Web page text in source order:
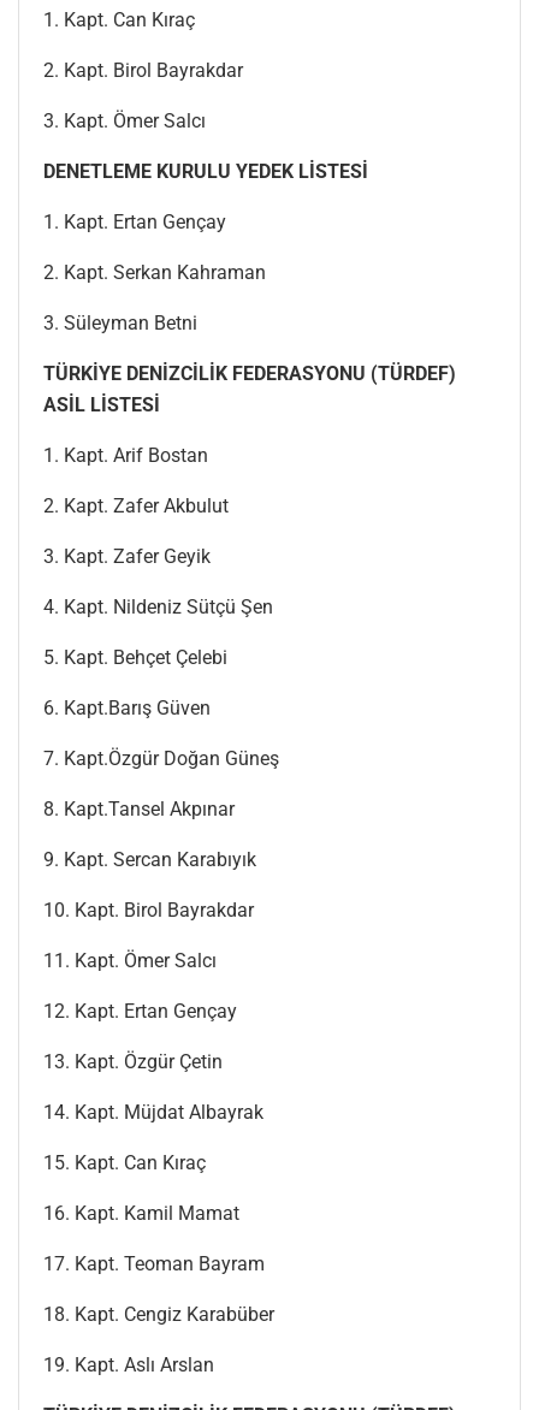
1. Kapt. Can Kıraç
2. Kapt. Birol Bayrakdar
3. Kapt. Ömer Salcı
DENETLEME KURULU YEDEK LİSTESİ
1. Kapt. Ertan Gençay
2. Kapt. Serkan Kahraman
3. Süleyman Betni
TÜRKİYE DENİZCİLİK FEDERASYONU (TÜRDEF)
ASİL LİSTESİ
1. Kapt. Arif Bostan
2. Kapt. Zafer Akbulut
3. Kapt. Zafer Geyik
4. Kapt. Nildeniz Sütçü Şen
5. Kapt. Behçet Çelebi
6. Kapt.Barış Güven
7. Kapt.Özgür Doğan Güneş
8. Kapt.Tansel Akpınar
9. Kapt. Sercan Karabıyık
10. Kapt. Birol Bayrakdar
11. Kapt. Ömer Salcı
12. Kapt. Ertan Gençay
13. Kapt. Özgür Çetin
14. Kapt. Müjdat Albayrak
15. Kapt. Can Kıraç
16. Kapt. Kamil Mamat
17. Kapt. Teoman Bayram
18. Kapt. Cengiz Karabüber
19. Kapt. Aslı Arslan